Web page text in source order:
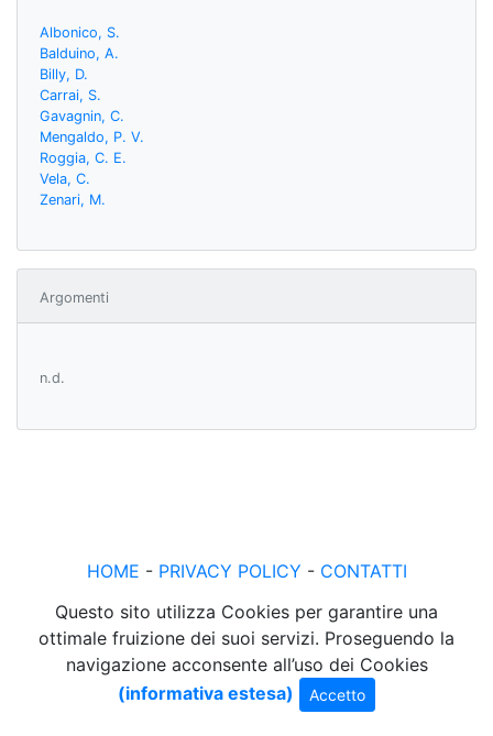
Albonico, S.
Balduino, A.
Billy, D.
Carrai, S.
Gavagnin, C.
Mengaldo, P. V.
Roggia, C. E.
Vela, C.
Zenari, M.
Argomenti
n.d.
HOME - PRIVACY POLICY - CONTATTI
Questo sito utilizza Cookies per garantire una
ottimale fruizione dei suoi servizi. Proseguendo la
navigazione acconsente all’uso dei Cookies
(informativa estesa)
Accetto